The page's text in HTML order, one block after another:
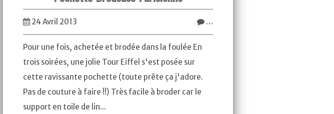
24 Avril 2013 …
Pour une fois, achetée et brodée dans la foulée En
trois soirées, une jolie Tour Eiffel s'est posée sur
cette ravissante pochette (toute prête ça j'adore.
Pas de couture à faire !!) Très facile à broder car le
support en toile de lin...